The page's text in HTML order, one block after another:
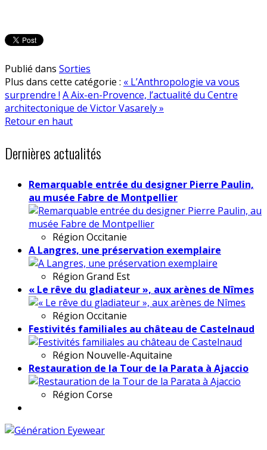
Publié dans Sorties
Plus dans cette catégorie : « L’Anthropologie va vous
surprendre ! A Aix-en-Provence, l’actualité du Centre
architectonique de Victor Vasarely »
Retour en haut
Dernières actualités
Remarquable entrée du designer Pierre Paulin,
au musée Fabre de Montpellier
Région Occitanie
A Langres, une préservation exemplaire
Région Grand Est
« Le rêve du gladiateur », aux arènes de Nîmes
Région Occitanie
Festivités familiales au château de Castelnaud
Région Nouvelle-Aquitaine
Restauration de la Tour de la Parata à Ajaccio
Région Corse